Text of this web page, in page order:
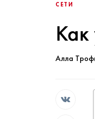
СЕТИ
Как
Алла